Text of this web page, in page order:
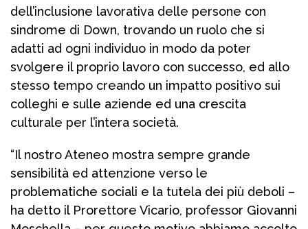
dell’inclusione lavorativa delle persone con
sindrome di Down, trovando un ruolo che si
adatti ad ogni individuo in modo da poter
svolgere il proprio lavoro con successo, ed allo
stesso tempo creando un impatto positivo sui
colleghi e sulle aziende ed una crescita
culturale per l’intera società.
“Il nostro Ateneo mostra sempre grande
sensibilità ed attenzione verso le
problematiche sociali e la tutela dei più deboli –
ha detto il Prorettore Vicario, professor Giovanni